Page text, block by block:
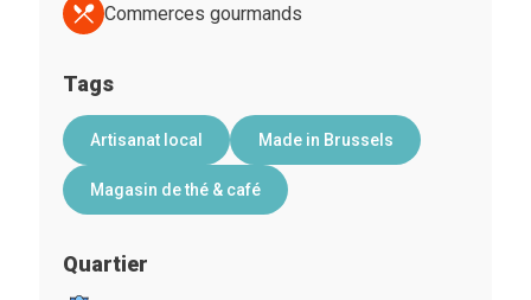
Commerces gourmands
Tags
Artisanat local Made in Brussels
Magasin de thé & café
Quartier